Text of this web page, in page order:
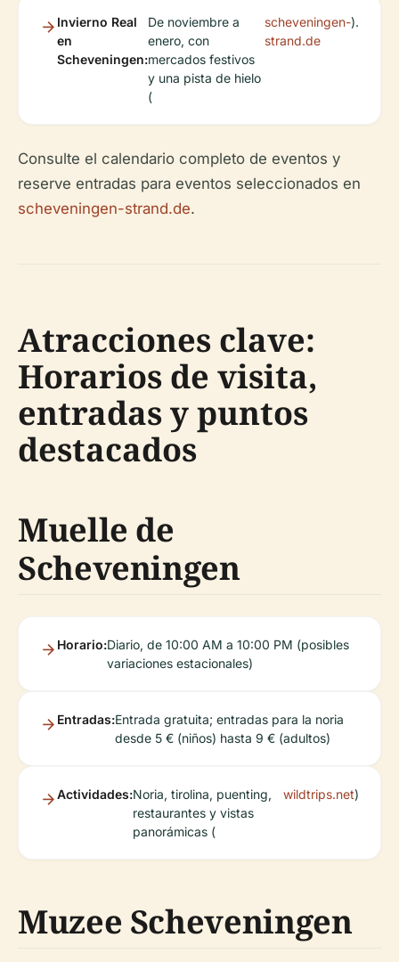
Invierno Real
en
Scheveningen:
De noviembre a
enero, con
mercados festivos
y una pista de hielo
(
scheveningen-
strand.de
).
Consulte el calendario completo de eventos y
reserve entradas para eventos seleccionados en
scheveningen-strand.de.
Atracciones clave:
Horarios de visita,
entradas y puntos
destacados
Muelle de
Scheveningen
Horario:Diario, de 10:00 AM a 10:00 PM (posibles
variaciones estacionales)
Entradas:Entrada gratuita; entradas para la noria
desde 5 € (niños) hasta 9 € (adultos)
Actividades:Noria, tirolina, puenting,
restaurantes y vistas
panorámicas (
wildtrips.net)
Muzee Scheveningen